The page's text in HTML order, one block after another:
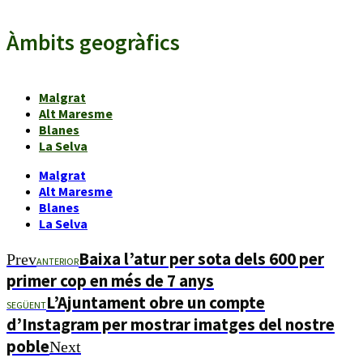
Àmbits geogràfics
Malgrat
Alt Maresme
Blanes
La Selva
Malgrat
Alt Maresme
Blanes
La Selva
PrevANTERIORBaixa l’atur per sota dels 600 per
primer cop en més de 7 anys
SEGÜENTL’Ajuntament obre un compte
d’Instagram per mostrar imatges del nostre
pobleNext